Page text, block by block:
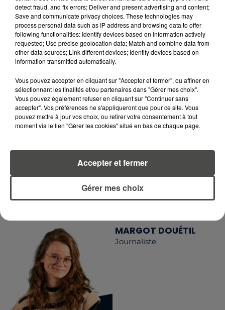
RECEVEZ LES ALERTES INFOS DE LA RÉDACTION
EN TÉLÉCHARGEANT L'APPLICATION MOBILE
RCA
LA RÉDACTION
RCA
Voir toute l'équipe RCA
DIMITRI COUTAND
Journaliste
MARGOT DOUÉTIL
Journaliste
detect fraud, and fix errors; Deliver and present advertising and content;
Save and communicate privacy choices. These technologies may
process personal data such as IP address and browsing data to offer
following functionalities: Identify devices based on information actively
requested; Use precise geolocation data; Match and combine data from
other data sources; Link different devices; Identify devices based on
information transmitted automatically.
Vous pouvez accepter en cliquant sur "Accepter et fermer", ou affiner en
sélectionnant les finalités et/ou partenaires dans "Gérer mes choix".
Vous pouvez également refuser en cliquant sur "Continuer sans
accepter". Vos préférences ne s'appliqueront que pour ce site. Vous
pouvez mettre à jour vos choix, ou retirer votre consentement à tout
moment via le lien "Gérer les cookies" situé en bas de chaque page.
Gérer mes choix
Accepter et fermer